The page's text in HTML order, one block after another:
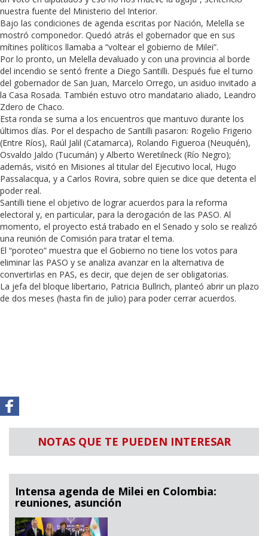
nuestra fuente del Ministerio del Interior.
Bajo las condiciones de agenda escritas por Nación, Melella se
mostró componedor. Quedó atrás el gobernador que en sus
mítines políticos llamaba a “voltear el gobierno de Milei”.
Por lo pronto, un Melella devaluado y con una provincia al borde
del incendio se sentó frente a Diego Santilli. Después fue el turno
del gobernador de San Juan, Marcelo Orrego, un asiduo invitado a
la Casa Rosada. También estuvo otro mandatario aliado, Leandro
Zdero de Chaco.
Esta ronda se suma a los encuentros que mantuvo durante los
últimos días. Por el despacho de Santilli pasaron: Rogelio Frigerio
(Entre Ríos), Raúl Jalil (Catamarca), Rolando Figueroa (Neuquén),
Osvaldo Jaldo (Tucumán) y Alberto Weretilneck (Río Negro);
además, visitó en Misiones al titular del Ejecutivo local, Hugo
Passalacqua, y a Carlos Rovira, sobre quien se dice que detenta el
poder real.
Santilli tiene el objetivo de lograr acuerdos para la reforma
electoral y, en particular, para la derogación de las PASO. Al
momento, el proyecto está trabado en el Senado y solo se realizó
una reunión de Comisión para tratar el tema.
El “poroteo” muestra que el Gobierno no tiene los votos para
eliminar las PASO y se analiza avanzar en la alternativa de
convertirlas en PAS, es decir, que dejen de ser obligatorias.
La jefa del bloque libertario, Patricia Bullrich, planteó abrir un plazo
de dos meses (hasta fin de julio) para poder cerrar acuerdos.
NOTAS QUE TE PUEDEN INTERESAR
Intensa agenda de Milei en Colombia:
reuniones, asunción